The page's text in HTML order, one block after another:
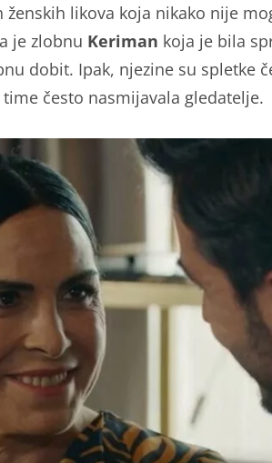
likova koja nikako nije
je zlobnu Keriman koja je bila
dobit. Ipak, njezine su spletke
često nasmijavala gledatelje.